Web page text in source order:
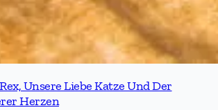
Unsere Liebe Katze Und Der
Herzen